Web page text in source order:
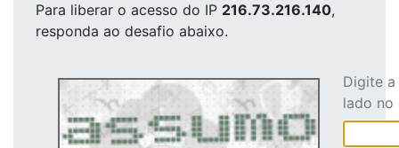
Para liberar o acesso do IP 216.73.216.140,
responda ao desafio abaixo.
Digite
lado no